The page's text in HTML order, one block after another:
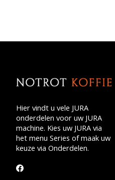
Hier vindt u vele JURA
onderdelen voor uw JURA
machine. Kies uw JURA via
het menu Series of maak uw
keuze via Onderdelen.